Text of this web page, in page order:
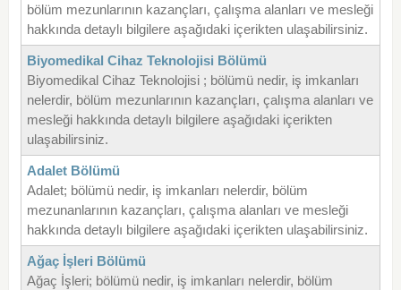
bölüm mezunlarının kazançları, çalışma alanları ve mesleği
hakkında detaylı bilgilere aşağıdaki içerikten ulaşabilirsiniz.
Biyomedikal Cihaz Teknolojisi Bölümü
Biyomedikal Cihaz Teknolojisi ; bölümü nedir, iş imkanları
nelerdir, bölüm mezunlarının kazançları, çalışma alanları ve
mesleği hakkında detaylı bilgilere aşağıdaki içerikten
ulaşabilirsiniz.
Adalet Bölümü
Adalet; bölümü nedir, iş imkanları nelerdir, bölüm
mezunanlarının kazançları, çalışma alanları ve mesleği
hakkında detaylı bilgilere aşağıdaki içerikten ulaşabilirsiniz.
Ağaç İşleri Bölümü
Ağaç İşleri; bölümü nedir, iş imkanları nelerdir, bölüm